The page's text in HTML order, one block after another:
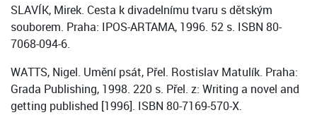
SLAVÍK, Mirek. Cesta k divadelnímu tvaru s dětským
souborem. Praha: IPOS-ARTAMA, 1996. 52 s. ISBN 80-
7068-094-6.
WATTS, Nigel. Umění psát, Přel. Rostislav Matulík. Praha:
Grada Publishing, 1998. 220 s. Přel. z: Writing a novel and
getting published [1996]. ISBN 80-7169-570-X.